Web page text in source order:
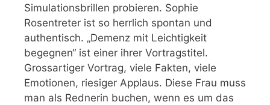
Simulationsbrillen probieren. Sophie
Rosentreter ist so herrlich spontan und
authentisch. „Demenz mit Leichtigkeit
begegnen“ ist einer ihrer Vortragstitel.
Grossartiger Vortrag, viele Fakten, viele
Emotionen, riesiger Applaus. Diese Frau muss
man als Rednerin buchen, wenn es um das